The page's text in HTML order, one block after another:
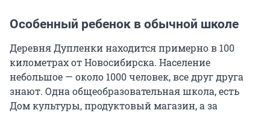
Особенный ребенок в обычной школе
Деревня Дупленки находится примерно в 100
километрах от Новосибирска. Население
небольшое — около 1000 человек, все друг друга
знают. Одна общеобразовательная школа, есть
Дом культуры, продуктовый магазин, а за